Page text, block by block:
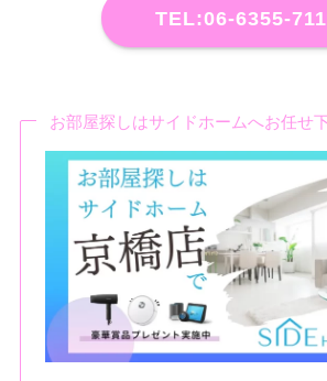
TEL:06-6355-
お部屋探しはサイドホームへお任せ